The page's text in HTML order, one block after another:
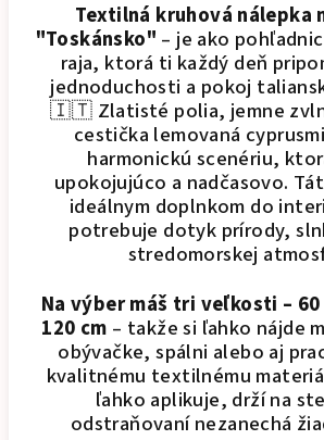
Textilná kruhová nálepka
"Toskánsko" – je ako
raja, ktorá ti každý deň
jednoduchosti a pokoj
🇮🇹 Zlatisté polia, jemne
cestička lemovaná
harmonickú scenériu,
upokojujúco a nadčasovo.
ideálnym doplnkom do
potrebuje dotyk prírody,
stredomorskej
Na výber máš tri veľkosti – 60
120 cm – takže si ľahko nájde
obývačke, spálni alebo aj
kvalitnému textilnému
ľahko aplikuje, drží na
odstraňovaní nezanechá